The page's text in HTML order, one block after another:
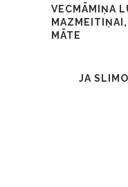
VECMĀMIŅA
MAZMEITIŅAI,
MĀTE
JA